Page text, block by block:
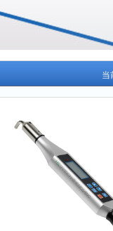
当